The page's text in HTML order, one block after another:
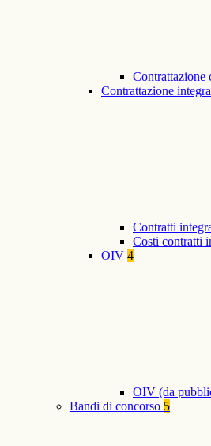
Contrattazione
Contrattazione
Contratti
Costi contratti
OIV 4
OIV (da
Bandi di concorso 5